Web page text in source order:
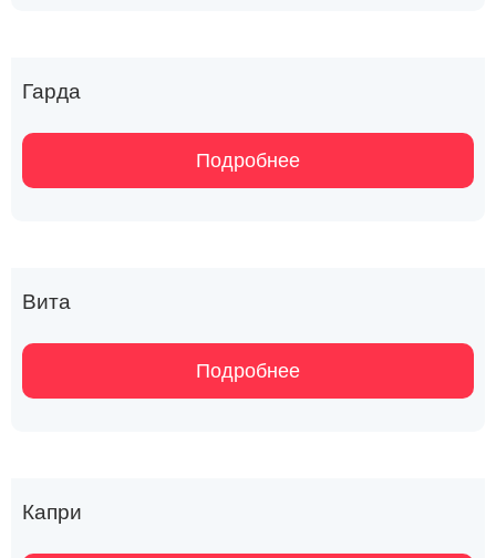
Гарда
Подробнее
Вита
Подробнее
Капри